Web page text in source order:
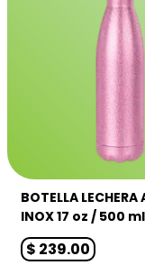
BOTELLA LECHERA
INOX 17 oz / 500 ml
$ 239.00